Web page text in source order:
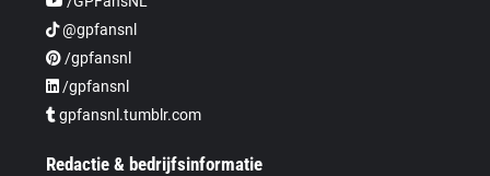
@gpfansnl
/gpfansnl
/gpfansnl
gpfansnl.tumblr.com
Redactie & bedrijfsinformatie